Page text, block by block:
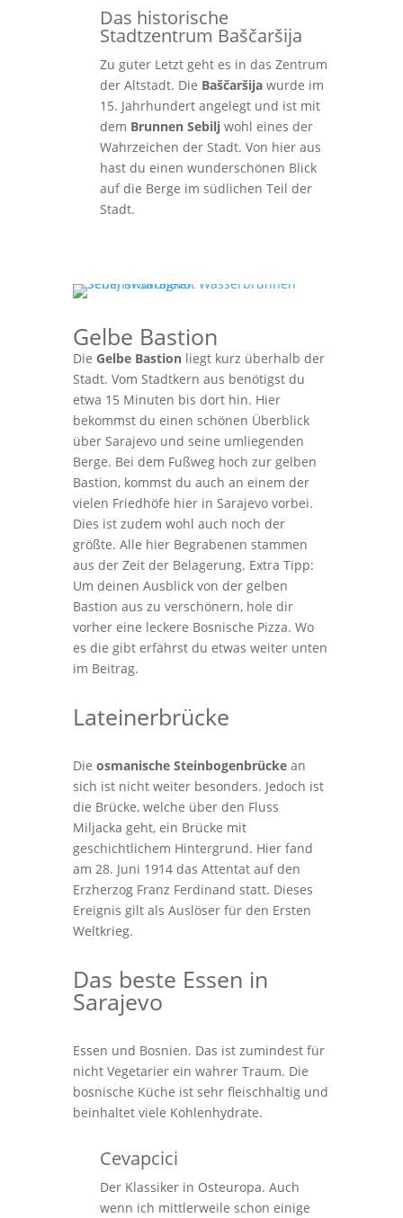
Das historische
Stadtzentrum Baščaršija
Zu guter Letzt geht es in das Zentrum
der Altstadt. Die Baščaršijawurde im
15. Jahrhundert angelegt und ist mit
dem Brunnen Sebiljwohl eines der
Wahrzeichen der Stadt. Von hier aus
hast du einen wunderschönen Blick
auf die Berge im südlichen Teil der
Stadt.
Gelbe Bastion
Die Gelbe Bastionliegt kurz überhalb der
Stadt. Vom Stadtkern aus benötigst du
etwa 15 Minuten bis dort hin. Hier
bekommst du einen schönen Überblick
über Sarajevo und seine umliegenden
Berge. Bei dem Fußweg hoch zur gelben
Bastion, kommst du auch an einem der
vielen Friedhöfe hier in Sarajevo vorbei.
Dies ist zudem wohl auch noch der
größte. Alle hier Begrabenen stammen
aus der Zeit der Belagerung. Extra Tipp:
Um deinen Ausblick von der gelben
Bastion aus zu verschönern, hole dir
vorher eine leckere Bosnische Pizza. Wo
es die gibt erfährst du etwas weiter unten
im Beitrag.
Lateinerbrücke
Die osmanische Steinbogenbrückean
sich ist nicht weiter besonders. Jedoch ist
die Brücke, welche über den Fluss
Miljacka geht, ein Brücke mit
geschichtlichem Hintergrund. Hier fand
am 28. Juni 1914 das Attentat auf den
Erzherzog Franz Ferdinand statt. Dieses
Ereignis gilt als Auslöser für den Ersten
Weltkrieg.
Das beste Essen in
Sarajevo
Essen und Bosnien. Das ist zumindest für
nicht Vegetarier ein wahrer Traum. Die
bosnische Küche ist sehr fleischhaltig und
beinhaltet viele Kohlenhydrate.
Cevapcici
Der Klassiker in Osteuropa. Auch
wenn ich mittlerweile schon einige